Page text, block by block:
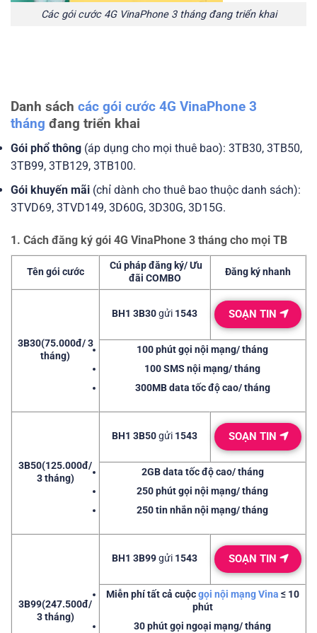
Các gói cước 4G VinaPhone 3 tháng đang triển khai
Danh sách các gói cước 4G VinaPhone 3
tháng đang triển khai
Gói phổ thông (áp dụng cho mọi thuê bao): 3TB30, 3TB50,
3TB99, 3TB129, 3TB100.
Gói khuyến mãi (chỉ dành cho thuê bao thuộc danh sách):
3TVD69, 3TVD149, 3D60G, 3D30G, 3D15G.
1. Cách đăng ký gói 4G VinaPhone 3 tháng cho mọi TB
Tên gói cước
Cú pháp đăng ký/ Ưu
đãi COMBO
Đăng ký nhanh
3B30(75.000đ/ 3
tháng)
BH1 3B30gửi 1543 SOẠN TIN
100 phútgọi nội mạng/ tháng
100 SMS nội mạng/ tháng
300MBdata tốc độ cao/ tháng
3B50(125.000đ/
3 tháng)
BH1 3B50gửi 1543 SOẠN TIN
2GBdata tốc độ cao/ tháng
250 phútgọi nội mạng/ tháng
250 tin nhắnnội mạng/ tháng
3B99(247.500đ/
3 tháng)
BH1 3B99gửi 1543 SOẠN TIN
Miễn phítất cả cuộcgọi nội mạng Vina ≤ 10
phút
30 phútgọi ngoại mạng/ tháng